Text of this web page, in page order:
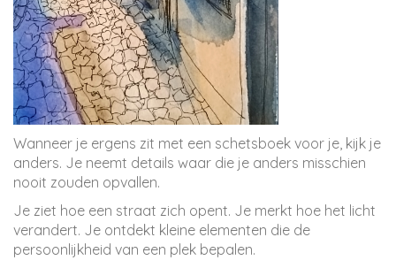
Wanneer je ergens zit met een schetsboek voor je, kijk je
anders. Je neemt details waar die je anders misschien
nooit zouden opvallen.
Je ziet hoe een straat zich opent. Je merkt hoe het licht
verandert. Je ontdekt kleine elementen die de
persoonlijkheid van een plek bepalen.